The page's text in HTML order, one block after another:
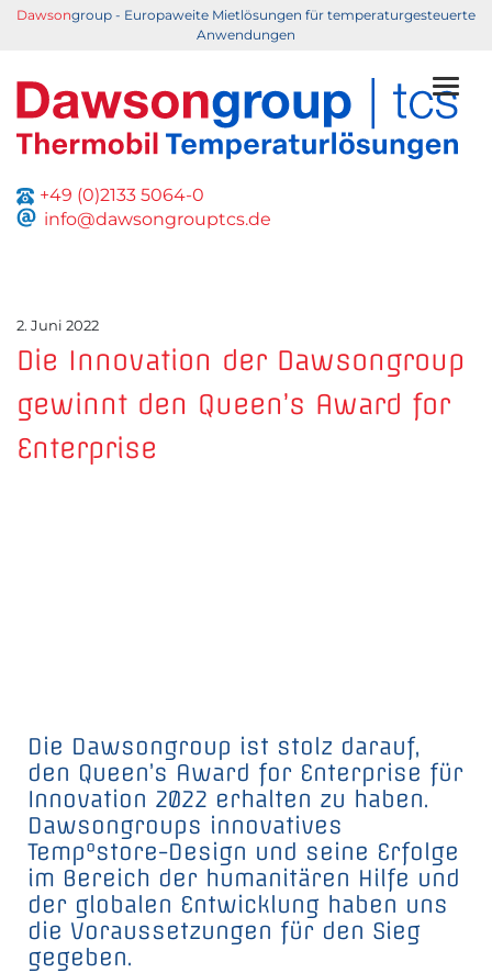
Dawsongroup - Europaweite Mietlösungen für temperaturgesteuerte
Anwendungen
+49 (0)2133 5064-0
info@dawsongrouptcs.de
2. Juni 2022
Die Innovation der Dawsongroup
gewinnt den Queen’s Award for
Enterprise
Die Dawsongroup ist stolz darauf,
den Queen’s Award for Enterprise für
Innovation 2022 erhalten zu haben.
Dawsongroups innovatives
Temp°store-Design und seine Erfolge
im Bereich der humanitären Hilfe und
der globalen Entwicklung haben uns
die Voraussetzungen für den Sieg
gegeben.